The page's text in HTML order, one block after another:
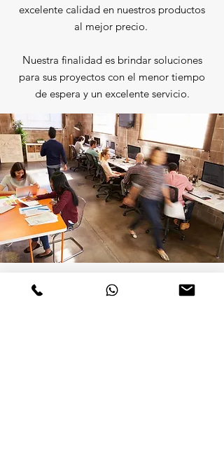
excelente calidad en nuestros productos
al mejor precio.
Nuestra finalidad es brindar soluciones
para sus proyectos con el menor tiempo
de espera y un excelente servicio.